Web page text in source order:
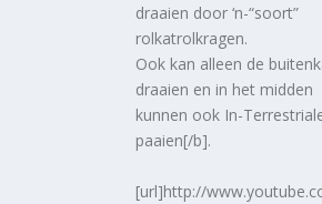
draaien door ‘n-“soort”
rolkatrolkragen.
Ook kan alleen de
draaien en in het midden
kunnen ook In-
paaien[/b].
[url]http://